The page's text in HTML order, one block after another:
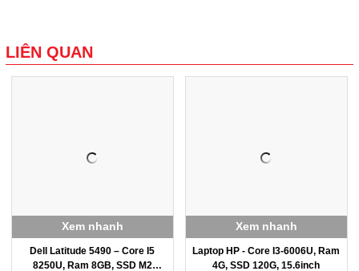
LIÊN QUAN
Dell Latitude 5490 – Core I5
8250U, Ram 8GB, SSD M2
Xem nhanh
Laptop HP - Core I3-6006U, Ram
4G, SSD 120G, 15.6inch
Xem nhanh